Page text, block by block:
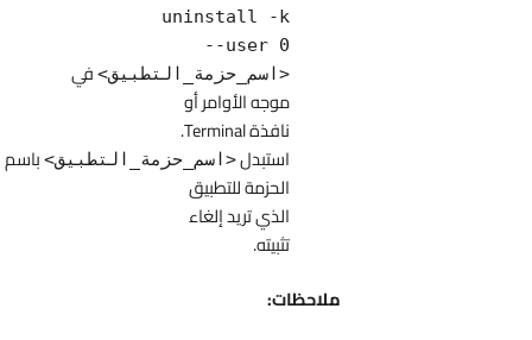
uninstall -k
--user 0
<اسم_حزمة_التطبيق>في
موجه الأوامر أو
نافذة Terminal.
<اسم_حزمة_التطبيق>باسم
الحزمة للتطبيق
الذي تريد إلغاء
ملاحظات: